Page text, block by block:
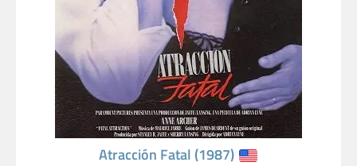
Atracción Fatal (1987)